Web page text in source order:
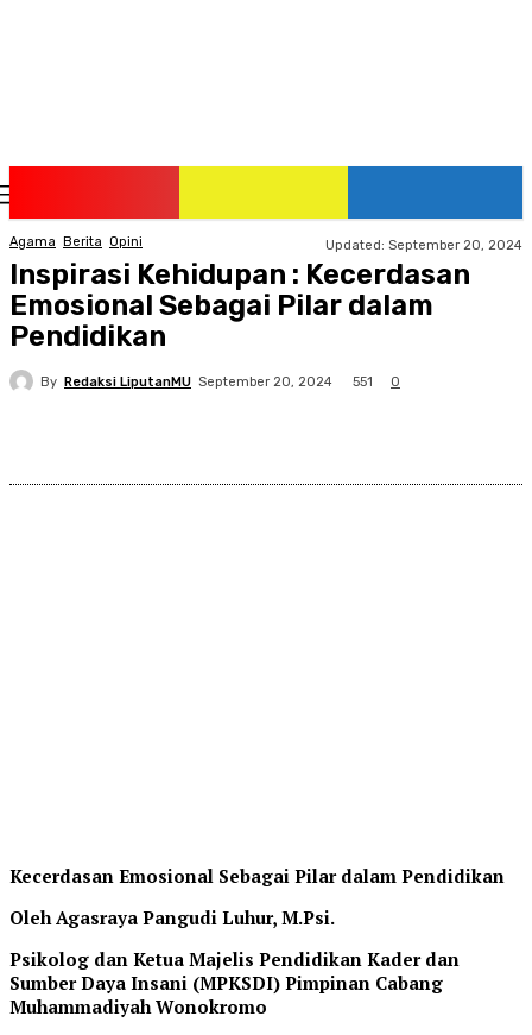
Agama Berita Opini Updated: September 20, 2024
Inspirasi Kehidupan : Kecerdasan
Emosional Sebagai Pilar dalam
Pendidikan
By Redaksi LiputanMU September 20, 2024 551 0
Kecerdasan Emosional Sebagai Pilar dalam Pendidikan
Oleh Agasraya Pangudi Luhur, M.Psi.
Psikolog dan Ketua Majelis Pendidikan Kader dan
Sumber Daya Insani (MPKSDI) Pimpinan Cabang
Muhammadiyah Wonokromo